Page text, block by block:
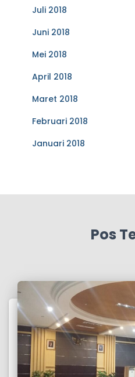
Juli 2018
Juni 2018
Mei 2018
April 2018
Maret 2018
Februari 2018
Januari 2018
Pos